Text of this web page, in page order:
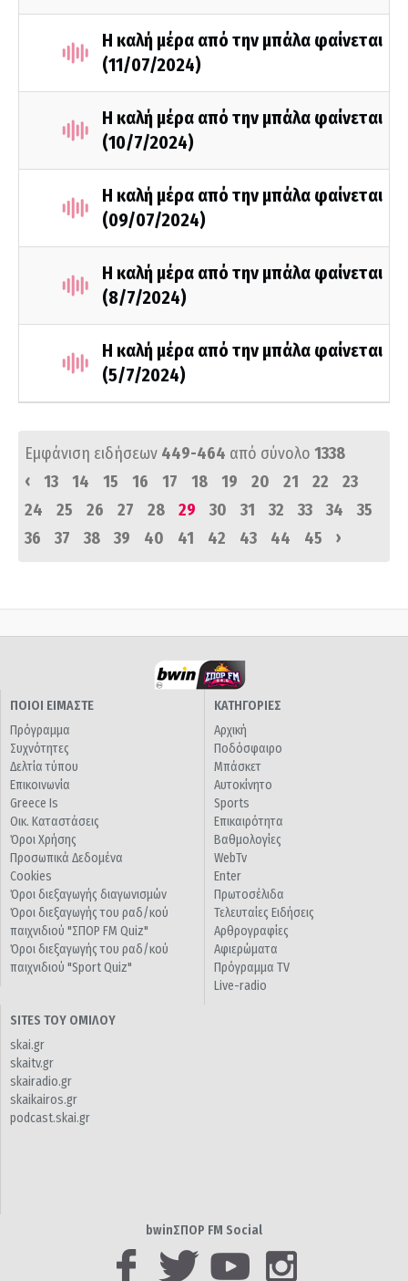
Η καλή μέρα από την μπάλα φαίνεται
(11/07/2024)
Η καλή μέρα από την μπάλα φαίνεται
(10/7/2024)
Η καλή μέρα από την μπάλα φαίνεται
(09/07/2024)
Η καλή μέρα από την μπάλα φαίνεται
(8/7/2024)
Η καλή μέρα από την μπάλα φαίνεται
(5/7/2024)
Εμφάνιση ειδήσεων 449-464 από σύνολο 1338
‹
13 14 15 16 17 18 19 20 21 22
23
24
25 26 27 28 29 30 31 32 33 34
35
36
37 38 39 40 41 42 43 44 45 ›
ΠΟΙΟΙ ΕΙΜΑΣΤΕ
Πρόγραμμα
Συχνότητες
Δελτία τύπου
Επικοινωνία
Greece Is
Οικ. Καταστάσεις
Όροι Χρήσης
Προσωπικά Δεδομένα
Cookies
Όροι διεξαγωγής διαγωνισμών
Όροι διεξαγωγής του ραδ/κού
παιχνιδιού "ΣΠΟΡ FM Quiz"
Όροι διεξαγωγής του ραδ/κού
παιχνιδιού "Sport Quiz"
ΚΑΤΗΓΟΡΙΕΣ
Αρχική
Ποδόσφαιρο
Μπάσκετ
Αυτοκίνητο
Sports
Επικαιρότητα
Βαθμολογίες
WebTv
Enter
Πρωτοσέλιδα
Τελευταίες Ειδήσεις
Αρθρογραφίες
Αφιερώματα
Πρόγραμμα TV
Live-radio
SITES ΤΟΥ ΟΜΙΛΟΥ
skai.gr
skaitv.gr
skairadio.gr
skaikairos.gr
podcast.skai.gr
bwinΣΠΟΡ FM Social